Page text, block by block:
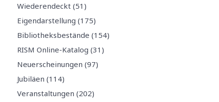
Wiederendeckt (51)
Eigendarstellung (175)
Bibliotheksbestände (154)
RISM Online-Katalog (31)
Neuerscheinungen (97)
Jubiläen (114)
Veranstaltungen (202)